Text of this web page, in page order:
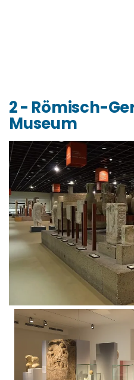
2 - Römisch-
Museum